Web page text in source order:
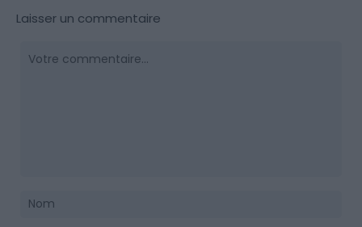
Laisser un commentaire